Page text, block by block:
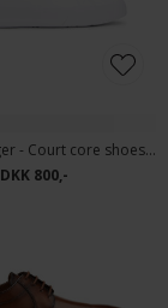
Tommy Hilfiger - Court core shoes | Sneakers White
DKK 800,-